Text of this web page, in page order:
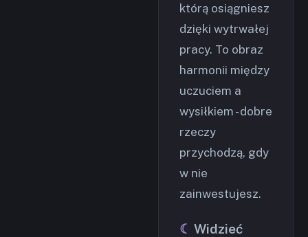
którą osiągniesz
dzięki wytrwałej
pracy. To obraz
harmonii między
uczuciem a
wysiłkiem - dobre
rzeczy
przychodzą, gdy
w nie
zainwestujesz.
Widzieć